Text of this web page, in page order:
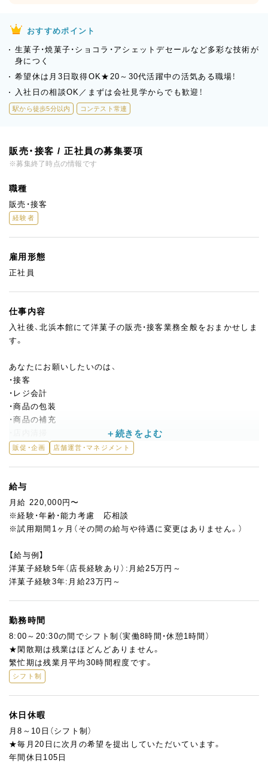
おすすめポイント
生菓子・焼菓子・ショコラ・アシェットデセールなど多彩な技術が
身につく
希望休は月3日取得OK★20～30代活躍中の活気ある職場！
入社日の相談OK／まずは会社見学からでも歓迎！
駅から徒歩5分以内 コンテスト常連
販売・接客 / 正社員の募集要項
※募集終了時点の情報です
職種
販売・接客
経験者
雇用形態
正社員
仕事内容
入社後、北浜本館にて洋菓子の販売・接客業務全般をおまかせしま
す。
あなたにお願いしたいのは、
・接客
・レジ会計
・商品の包装
・商品の補充
・電話対応
まずは現場での研修からスタート。
経験豊富な先輩スタッフが丁寧に指導しますのでご安心ください
ね。
ご自宅用やお誕生日・記念日、ギフト用など、お客様の利用シーン
慣れてきたら、スタッフ指導・管理などのマネジメント業務にも携
わっていただけます。
リーダーへの昇格はもちろん、店長やエリアマネージャーなどの
また、当社は複数店舗・ブランドを展開しておりますので、そちら
での勤務も可能。
・五感 梅田阪急店
・五感 髙島屋大阪店
・五感 髙島屋泉北店
・五感 髙島屋京都店
・五感 神戸阪急店
・五感 川西阪急店
・カカオティエゴカン高麗橋本店
・カカオティエゴカンKITTE大阪店
販促・企画 店舗運営・マネジメント
給与
月給 220,000円〜
※経験・年齢・能力考慮 応相談
※試用期間1ヶ月（その間の給与や待遇に変更はありません。）
【給与例】
洋菓子経験5年（店長経験あり）:月給25万円～
洋菓子経験3年:月給23万円～
勤務時間
8:00～20:30の間でシフト制（実働8時間・休憩1時間）
★閑散期は残業はほどんどありません。
繁忙期は残業月平均30時間程度です。
シフト制
休日休暇
月8～10日（シフト制）
★毎月20日に次月の希望を提出していただいています。
年間休日105日